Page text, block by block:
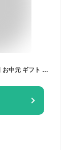
ロイズ (ROYCE) ピスタチオチョコレート｜父の日 お中元 ギフト チョコ かわいい お菓子 誕生日 プレゼント 挨拶 退職 お礼 結婚式